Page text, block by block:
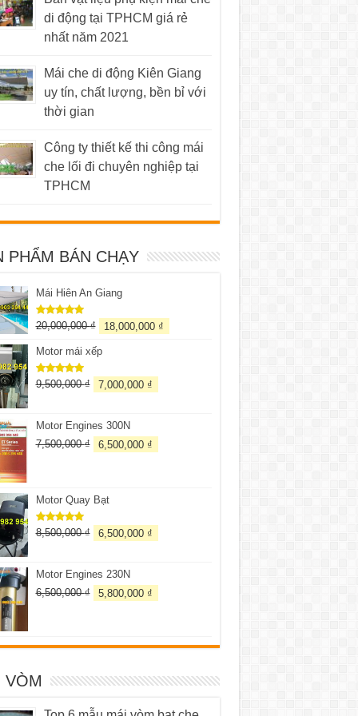
di động tại TPHCM giá rẻ
nhất năm 2021
Mái che di động Kiên Giang
uy tín, chất lượng, bền bỉ với
thời gian
Công ty thiết kế thi công mái
che lối đi chuyên nghiệp tại
TPHCM
PHẨM BÁN CHẠY
Mái Hiên An Giang
Được xếp
5 sao
20,000,000₫ 18,000,000 ₫
Motor mái xếp
Được xếp
9,500,000₫ 7,000,000 ₫
Motor Engines 300N
7,500,000₫ 6,500,000 ₫
Motor Quay Bạt
Được xếp
8,500,000₫ 6,500,000 ₫
Motor Engines 230N
6,500,000₫ 5,800,000 ₫
VÒM